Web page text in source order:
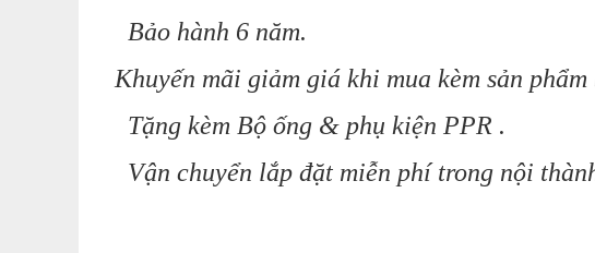
Bảo hành 6 năm.
Khuyến mãi giảm giá khi mua kèm sản
Tặng kèm Bộ ống & phụ kiện PPR .
Vận chuyển lắp đặt miễn phí trong nội